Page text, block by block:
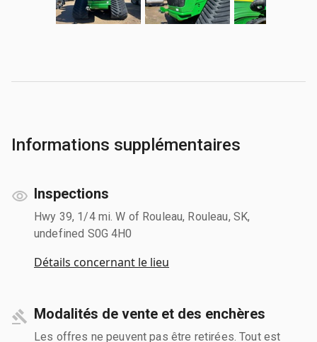
Informations supplémentaires
Inspections
Hwy 39, 1/4 mi. W of Rouleau, Rouleau, SK,
undefined S0G 4H0
Détails concernant le lieu
Modalités de vente et des enchères
Les offres ne peuvent pas être retirées. Tout est